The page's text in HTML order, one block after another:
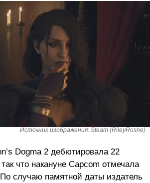
Источник изображения: Steam (RileyRoshe)
Dogma 2 дебютировала 22
что накануне Capcom отмечала
случаю памятной даты издатель